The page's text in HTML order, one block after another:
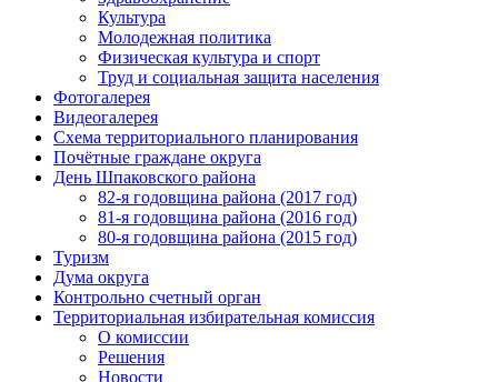
Культура
Молодежная политика
Физическая культура и спорт
Труд и социальная защита населения
Фотогалерея
Видеогалерея
Схема территориального планирования
Почётные граждане округа
День Шпаковского района
82-я годовщина района (2017 год)
81-я годовщина района (2016 год)
80-я годовщина района (2015 год)
Туризм
Дума округа
Контрольно счетный орган
Территориальная избирательная комиссия
О комиссии
Решения
Новости